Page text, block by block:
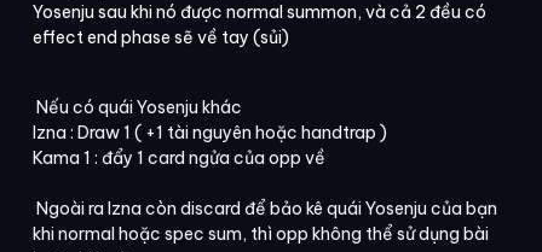
Yosenju sau khi nó được normal summon, và cả 2 đều có
effect end phase sẽ về tay (sủi)
Nếu có quái Yosenju khác
Izna : Draw 1 ( +1 tài nguyên hoặc handtrap )
Kama 1 : đẩy 1 card ngửa của opp về
Ngoài ra Izna còn discard để bảo kê quái Yosenju của bạn
khi normal hoặc spec sum, thì opp không thể sử dụng bài